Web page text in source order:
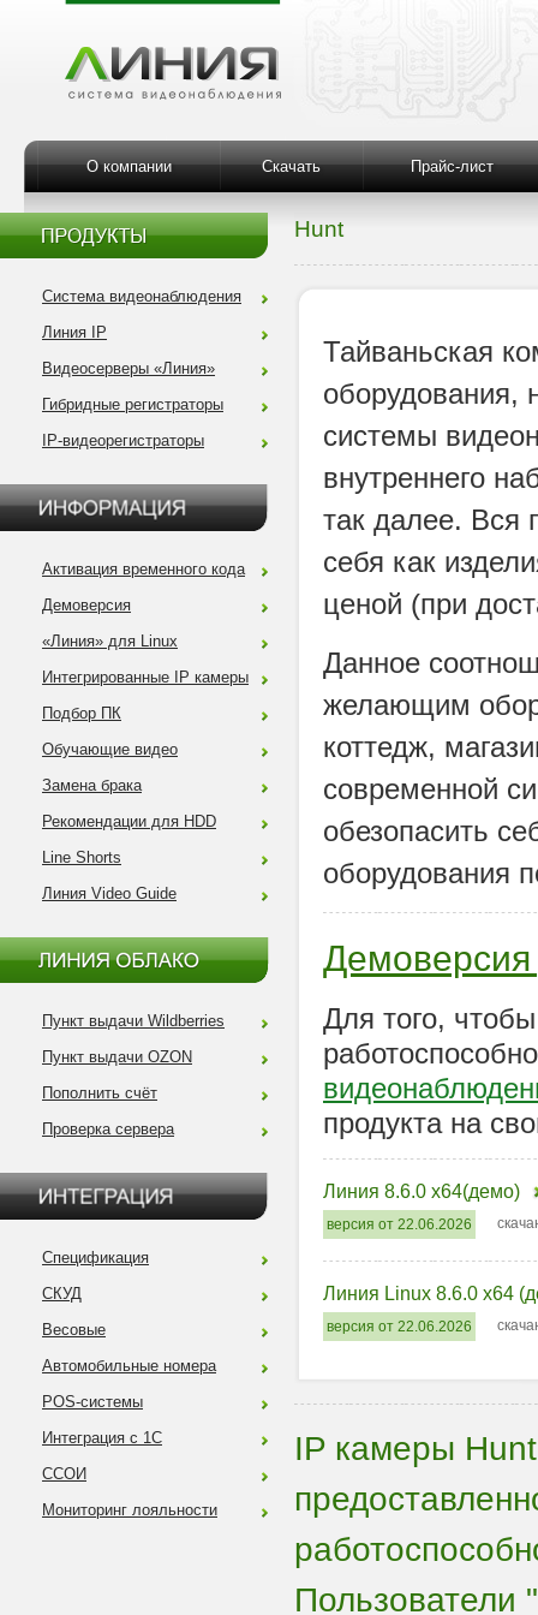
О компании Скачать Прайс-лист
Система видеонаблюдения
Линия IP
Видеосерверы «Линия»
Гибридные регистраторы
IP-видеорегистраторы
Активация временного кода
Демоверсия
«Линия» для Linux
Интегрированные IP камеры
Подбор ПК
Обучающие видео
Замена брака
Рекомендации для HDD
Line Shorts
Линия Video Guide
Пункт выдачи Wildberries
Пункт выдачи OZON
Пополнить счёт
Проверка сервера
Спецификация
СКУД
Весовые
Автомобильные номера
POS-системы
Интеграция с 1С
ССОИ
Мониторинг лояльности
Hunt
Тайваньская
оборудования,
системы
внутреннего
так далее. Вся
себя как
ценой (при
Данное
желающим
коттедж,
современной
обезопасить
оборудования
Для того,
продукта на
Линия 8.6.0 x64(демо)
версия от 22.06.2026
Линия Linux 8.6.0 x64
версия от 22.06.2026
IP камеры
Пользователи